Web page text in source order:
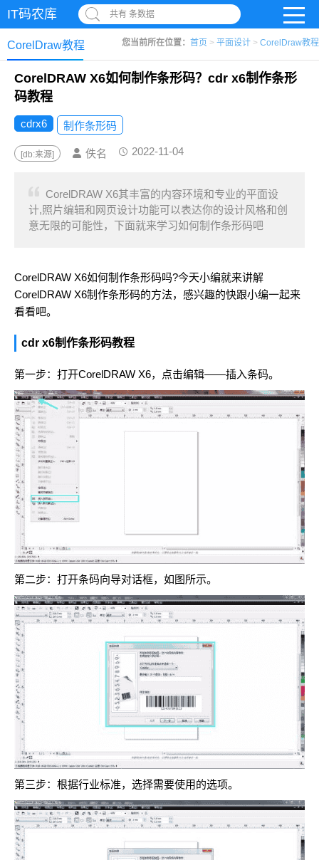
IT码农库 共有 条数据
您当前所在位置： 首页 > 平面设计 > CorelDraw教程
CorelDraw教程
CorelDRAW X6如何制作条形码？cdr x6制作条形
码教程
cdrx6 制作条形码
[db:来源] 佚名 2022-11-04
CorelDRAW X6其丰富的内容环境和专业的平面设
计,照片编辑和网页设计功能可以表达你的设计风格和创
意无限的可能性，下面就来学习如何制作条形码吧
CorelDRAW X6如何制作条形码吗?今天小编就来讲解
CorelDRAW X6制作条形码的方法，感兴趣的快跟小编一起来
看看吧。
cdr x6制作条形码教程
第一步：打开CorelDRAW X6，点击编辑——插入条码。
第二步：打开条码向导对话框，如图所示。
第三步：根据行业标准，选择需要使用的选项。